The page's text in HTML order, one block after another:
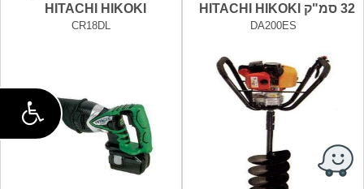
32 סמ"ק HITACHI HIKOKI
DA200ES
HITACHI HIKOKI
CR18DL